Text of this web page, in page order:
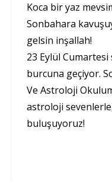
Koca bir yaz
Sonbahara
gelsin inşallah!
23 Eylül Cumartesi
burcuna geçiyor.
Ve Astroloji
astroloji
buluşuyoruz!